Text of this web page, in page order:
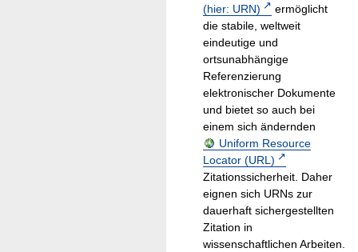
(hier: URN)
ermöglicht
die stabile, weltweit
eindeutige und
ortsunabhängige
Referenzierung
elektronischer Dokumente
und bietet so auch bei
einem sich ändernden
Uniform Resource
Locator (URL)
Zitationssicherheit. Daher
eignen sich URNs zur
dauerhaft sichergestellten
Zitation in
wissenschaftlichen Arbeiten.